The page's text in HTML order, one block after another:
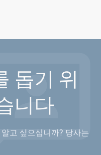
돕기 위
니다
고 싶으십니까? 당사는